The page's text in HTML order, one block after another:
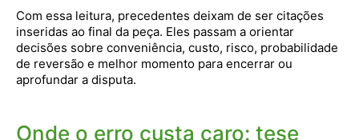
Com essa leitura, precedentes deixam de ser citações
inseridas ao final da peça. Eles passam a orientar
decisões sobre conveniência, custo, risco, probabilidade
de reversão e melhor momento para encerrar ou
aprofundar a disputa.
Onde o erro custa caro: tese